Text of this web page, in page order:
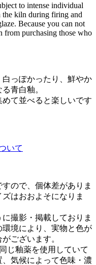
to intense individual
the kiln during firing and
Because you can not
from purchasing those who
っぽかったり、鮮やか
青白釉。
て並べると楽しいです
いて
ので、個体差がありま
はおおよそになりま
撮影・掲載しておりま
境により、実物と色が
ございます。
じ釉薬を使用していて
気候によって色味・濃